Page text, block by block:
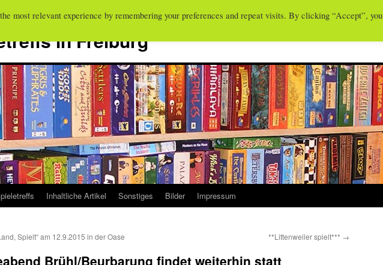
in Freiburg
Inhaltliche Artikel Sonstiges Bilder Impressum
Spielt“ am 12.9.2015 in der Oase **Littenweiler spielt*** →
Brühl/Beurbarung findet weiterhin statt
most relevant experience by remembering your preferences and repeat visits. By clicking “Accept”, you